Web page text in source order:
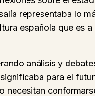
representaba lo
española que es
análisis y
para el